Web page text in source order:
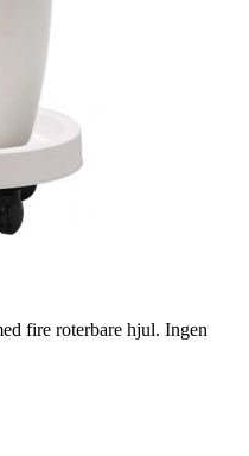
fire ­roterbare hjul. Ingen